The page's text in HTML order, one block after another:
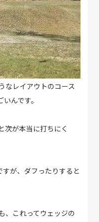
なレイアウトのコース
んです。
次が本当に打ちにく
が、ダフったりすると
、これってウェッジの